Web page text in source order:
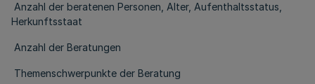
Anzahl der beratenen Personen, Alter, Aufenthaltsstatus,
Herkunftsstaat
Anzahl der Beratungen
Themenschwerpunkte der Beratung